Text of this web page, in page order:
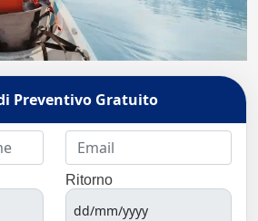
Preventivo Gratuito
Ritorno